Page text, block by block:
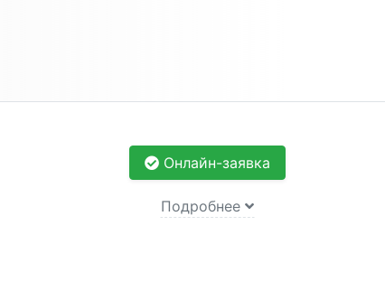
Онлайн-заявка
Подробнее